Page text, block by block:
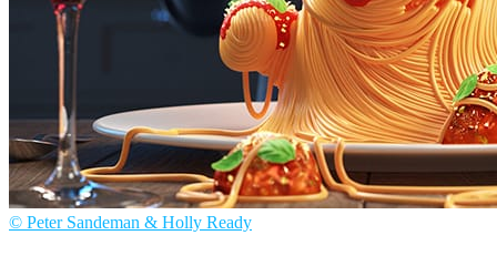
© Peter Sandeman & Holly Ready